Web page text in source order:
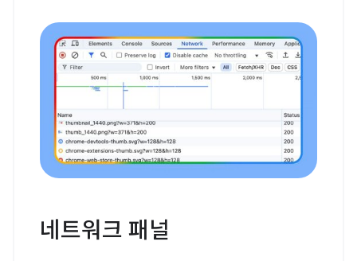
네트워크 패널